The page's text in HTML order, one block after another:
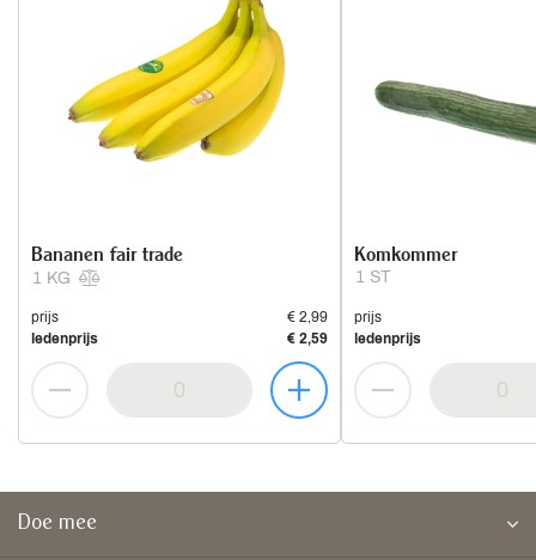
1 KG
Bananen fair trade
prijs
€ 2,99
ledenprijs
€ 2,59
1 ST
Komkommer
prijs
ledenprijs
Doe mee